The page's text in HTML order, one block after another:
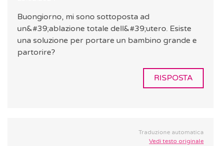
Buongiorno, mi sono sottoposta ad
un&#39;ablazione totale dell&#39;utero. Esiste
una soluzione per portare un bambino grande e
partorire?
RISPOSTA
Traduzione automatica
Vedi testo originale